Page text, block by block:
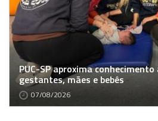
PUC-SP aproxima
gestantes, mães e bebês
07/08/2026